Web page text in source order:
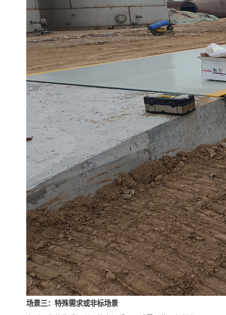
场景三：特殊需求或非标场景